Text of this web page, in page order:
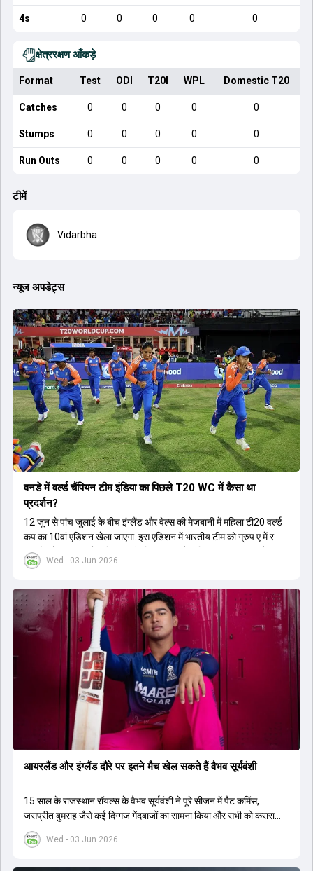
4s 0 0 0 0 0
क्षेत्ररक्षण आँकड़े
Format Test ODI T20I WPL Domestic T20
Catches 0 0 0 0 0
Stumps 0 0 0 0 0
Run Outs 0 0 0 0 0
टीमें
Vidarbha
न्यूज अपडेट्स
Wed - 03 Jun 2026
वनडे में वर्ल्ड चैंप‍ियन टीम इंडिया का प‍िछले T20 WC में कैसा था
प्रदर्शन?
12 जून से पांच जुलाई के बीच इंग्लैंड और वेल्स की मेजबानी में महिला टी20 वर्ल्ड
कप का 10वां एडिशन खेला जाएगा. इस एडिशन में भारतीय टीम को ग्रुप ए में रखा
गया है, जो 14 जून को पाकिस्तान के ख‍िलाफ अपने अभ‍ियान का आगाज करेगी.
Wed - 03 Jun 2026
आयरलैंड और इंग्लैंड दौरे पर इतने मैच खेल सकते हैं वैभव सूर्यवंशी
15 साल के राजस्थान रॉयल्स के वैभव सूर्यवंशी ने पूरे सीजन में पैट कमिंस,
जसप्रीत बुमराह जैसे कई द‍िग्गज गेंदबाजों का सामना किया और सभी को करारा
जवाब द‍िया.